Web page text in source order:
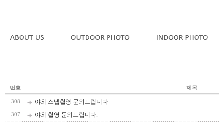
번호 제목
308 야외 스냅촬영 문의드립니다
307 야외 촬영 문의드립니다.